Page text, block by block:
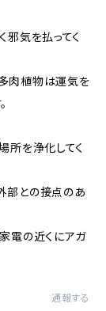
邪気を払ってく
肉植物は運気を
所を浄化してく
部との接点のあ
電の近くにアガ
通報する